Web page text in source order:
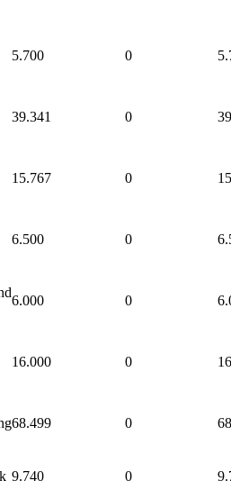
5.700 0
39.341 0
15.767 0
6.500 0
6.000 0
16.000 0
68.499 0
9.740 0